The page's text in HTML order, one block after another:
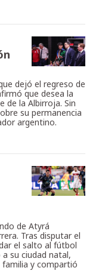
dejó el regreso de
que desea la
de la Albirroja. Sin
su permanencia
argentino.
de Atyrá
Tras disputar el
el salto al fútbol
su ciudad natal,
familia y compartió